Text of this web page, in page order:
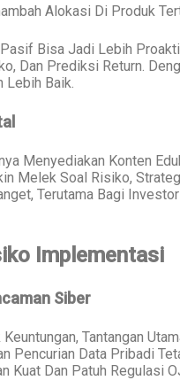
Alokasi Di Produk
Pasif Bisa Jadi Lebih
Dan Prediksi Return.
Lebih Baik.
Menyediakan Konten
Melek Soal Risiko,
Terutama Bagi
Implementasi
Siber
Tantangan
Pencurian Data Pribadi
Kuat Dan Patuh Regulasi